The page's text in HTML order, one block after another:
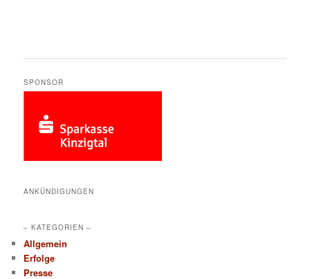
SPONSOR
ANKÜNDIGUNGEN
– KATEGORIEN –
Allgemein
Erfolge
Presse